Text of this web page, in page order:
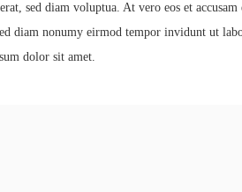
sed diam voluptua. At vero eos et
diam nonumy eirmod tempor invidunt ut
dolor sit amet.